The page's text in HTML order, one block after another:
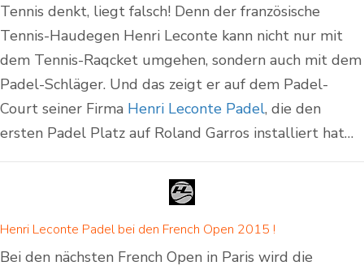
Tennis denkt, liegt falsch! Denn der französische
Tennis-Haudegen Henri Leconte kann nicht nur mit
dem Tennis-Raqcket umgehen, sondern auch mit dem
Padel-Schläger. Und das zeigt er auf dem Padel-
Court seiner Firma Henri Leconte Padel, die den
ersten Padel Platz auf Roland Garros installiert hat…
Henri Leconte Padel bei den French Open 2015 !
Bei den nächsten French Open in Paris wird die